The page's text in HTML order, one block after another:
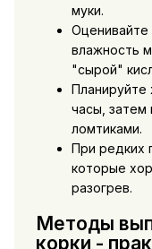
муки.
Оценивайте
влажность
"сырой"
Планируйте
часы, затем
ломтиками.
При редких
которые
разогрев.
Методы
корки -